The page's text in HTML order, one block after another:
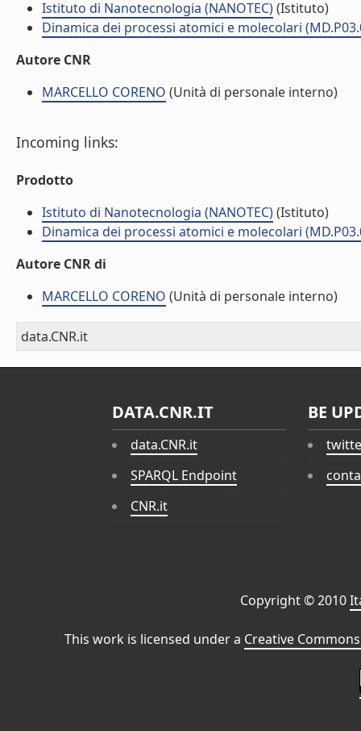
Istituto di Nanotecnologia (NANOTEC)(Istituto)
Dinamica dei processi atomici e molecolari
Autore CNR
MARCELLO CORENO (Unità di personale interno)
Incoming links:
Prodotto
Istituto di Nanotecnologia (NANOTEC)(Istituto)
Dinamica dei processi atomici e molecolari
Autore CNR di
MARCELLO CORENO (Unità di personale interno)
data.CNR.it
DATA.CNR.IT
data.CNR.it
SPARQL Endpoint
CNR.it
BE
Copyright © 2010
This work is licensed under a Creative